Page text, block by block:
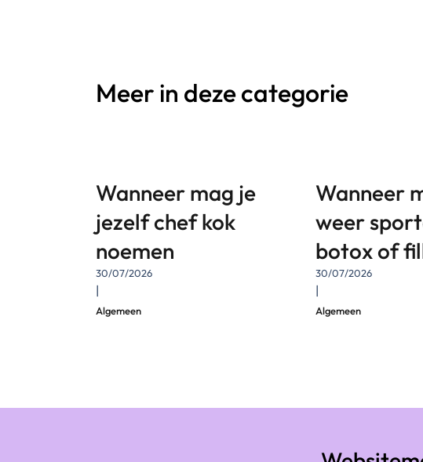
Meer in deze categorie
Wanneer mag je
jezelf chef kok
noemen
30/07/2026
|
Algemeen
Wanneer
weer
botox of
30/07/2026
|
Algemeen